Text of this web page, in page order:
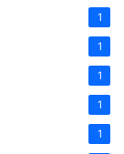
1
1
1
1
1